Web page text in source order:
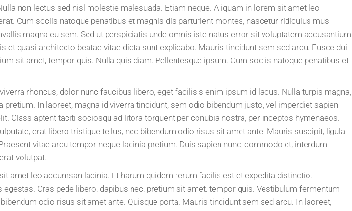
non lectus sed nisl molestie malesuada. Etiam neque. Aliquam in lorem sit amet leo
Cum sociis natoque penatibus et magnis dis parturient montes, nascetur ridiculus mus.
magna eu sem. Sed ut perspiciatis unde omnis iste natus error sit voluptatem accusantium
quasi architecto beatae vitae dicta sunt explicabo. Mauris tincidunt sem sed arcu. Fusce dui
sit amet, tempor quis. Nulla quis diam. Pellentesque ipsum. Cum sociis natoque penatibus et
rhoncus, dolor nunc faucibus libero, eget facilisis enim ipsum id lacus. Nulla turpis magna,
In laoreet, magna id viverra tincidunt, sem odio bibendum justo, vel imperdiet sapien
Class aptent taciti sociosqu ad litora torquent per conubia nostra, per inceptos hymenaeos.
erat libero tristique tellus, nec bibendum odio risus sit amet ante. Mauris suscipit, ligula
vitae arcu tempor neque lacinia pretium. Duis sapien nunc, commodo et, interdum
volutpat.
amet leo accumsan lacinia. Et harum quidem rerum facilis est et expedita distinctio.
Cras pede libero, dapibus nec, pretium sit amet, tempor quis. Vestibulum fermentum
odio risus sit amet ante. Quisque porta. Mauris tincidunt sem sed arcu. In laoreet,